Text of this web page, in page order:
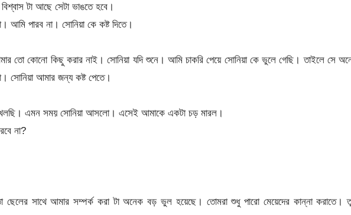
টা আছে সেটা ভাঙতে হবে।
আমি পারব না। সোনিয়া কে কষ্ট দিতে।
কোনো কিছু করার নাই। সোনিয়া যদি শুনে। আমি চাকরি পেয়ে সোনিয়া কে ভুলে গেছি। তাইলে সে
সোনিয়া আমার জন্য কষ্ট পেতে।
এমন সময় সোনিয়া আসলো। এসেই আমাকে একটা চড় মারল।
না?
সাথে আমার সম্পর্ক করা টা অনেক বড় ভুল হয়েছে। তোমরা শুধু পারো মেয়েদের কান্না করাতে।